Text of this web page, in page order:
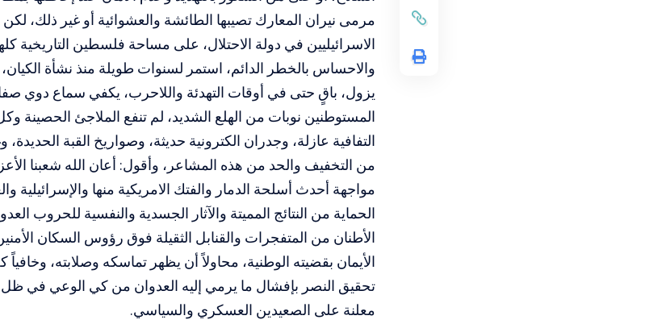
مرمى نيران المعارك تصيبها الطائشة والعشوائية أو غير ذلك،
الاسرائيليين في دولة الاحتلال، على مساحة فلسطين التاريخية
والاحساس بالخطر الدائم، استمر لسنوات طويلة منذ نشأة
يزول، باقٍ حتى في أوقات التهدئة واللاحرب، يكفي سماع دوي
المستوطنين نوبات من الهلع الشديد، لم تنفع الملاجئ الحصينة
التفافية عازلة، وجدران الكترونية حديثة، وصواريخ القبة
من التخفيف والحد من هذه المشاعر، وأقول: أعان الله شعبنا
مواجهة أحدث أسلحة الدمار والفتك الامريكية منها والإسرائيلية
الحماية من النتائج المميتة والآثار الجسدية والنفسية للحروب
الأطنان من المتفجرات والقنابل الثقيلة فوق رؤوس السكان
الأيمان بقضيته الوطنية، محاولاً أن يظهر تماسكه وصلابته،
تحقيق النصر بإفشال ما يرمي إليه العدوان من كي الوعي في
معلنة على الصعيدين العسكري والسياسي.